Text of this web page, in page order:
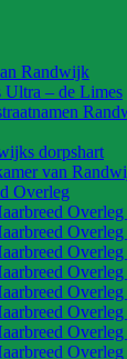
Randwijk
Ultra – de Limes
dorpshart
van
Overleg
Overleg